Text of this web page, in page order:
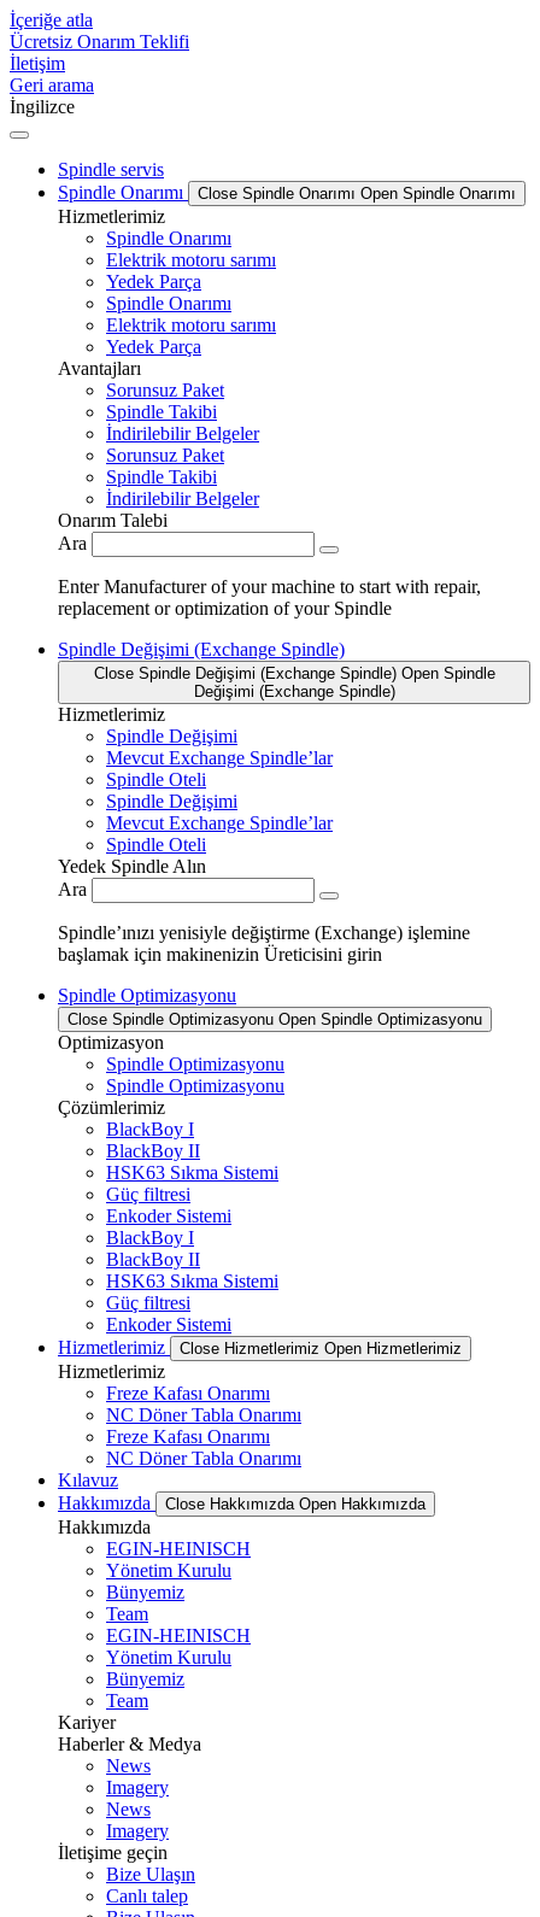
İçeriğe atla
Ücretsiz Onarım Teklifi
İletişim
Geri arama
İngilizce
Spindle servis
Spindle Onarımı
Close Spindle Onarımı Open Spindle Onarımı
Hizmetlerimiz
Spindle Onarımı
Elektrik motoru sarımı
Yedek Parça
Spindle Onarımı
Elektrik motoru sarımı
Yedek Parça
Avantajları
Sorunsuz Paket
Spindle Takibi
İndirilebilir Belgeler
Sorunsuz Paket
Spindle Takibi
İndirilebilir Belgeler
Onarım Talebi
Ara
Enter Manufacturer of your machine to start with repair,
replacement or optimization of your Spindle
Spindle Değişimi (Exchange Spindle)
Close Spindle Değişimi (Exchange Spindle) Open Spindle
Değişimi (Exchange Spindle)
Hizmetlerimiz
Spindle Değişimi
Mevcut Exchange Spindle’lar
Spindle Oteli
Spindle Değişimi
Mevcut Exchange Spindle’lar
Spindle Oteli
Yedek Spindle Alın
Ara
Spindle’ınızı yenisiyle değiştirme (Exchange) işlemine
başlamak için makinenizin Üreticisini girin
Spindle Optimizasyonu
Close Spindle Optimizasyonu Open Spindle Optimizasyonu
Optimizasyon
Spindle Optimizasyonu
Spindle Optimizasyonu
Çözümlerimiz
BlackBoy I
BlackBoy II
HSK63 Sıkma Sistemi
Güç filtresi
Enkoder Sistemi
BlackBoy I
BlackBoy II
HSK63 Sıkma Sistemi
Güç filtresi
Enkoder Sistemi
Hizmetlerimiz
Close Hizmetlerimiz Open Hizmetlerimiz
Hizmetlerimiz
Freze Kafası Onarımı
NC Döner Tabla Onarımı
Freze Kafası Onarımı
NC Döner Tabla Onarımı
Kılavuz
Hakkımızda
Close Hakkımızda Open Hakkımızda
Hakkımızda
EGIN-HEINISCH
Yönetim Kurulu
Bünyemiz
Team
EGIN-HEINISCH
Yönetim Kurulu
Bünyemiz
Team
Kariyer
Haberler & Medya
News
Imagery
News
Imagery
İletişime geçin
Bize Ulaşın
Canlı talep